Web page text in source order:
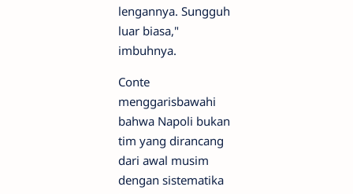
lengannya. Sungguh
luar biasa,"
imbuhnya.
Conte
menggarisbawahi
bahwa Napoli bukan
tim yang dirancang
dari awal musim
dengan sistematika